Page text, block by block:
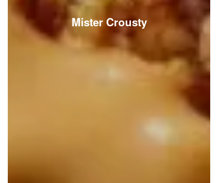
Mister Crousty